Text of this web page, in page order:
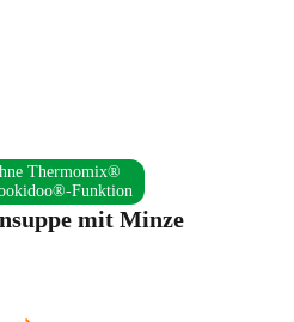
Thermomix®
Funktion
mit Minze